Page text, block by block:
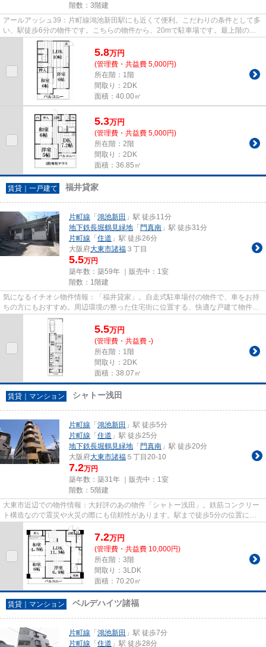
階数：3階建
アールアッシュ39：片町線鴻池新田駅にも近くて便利。こだわりの条件として多
い、駅徒歩6分の物件です。こちらの物件から、20mで駐車場です。最上階のマ
ンションです。できるだけ早め...
5.8万円
(管理費・共益費 5,000円)
所在階：1階
間取り：2DK
面積：40.00㎡
5.3万円
(管理費・共益費 5,000円)
所在階：2階
間取り：2DK
面積：36.85㎡
賃貸｜一戸建て 福井貸家
片町線 「 鴻池新田 」駅 徒歩11分
地下鉄長堀鶴見緑地 「 門真南 」駅 徒歩31分
片町線 「 住道 」駅 徒歩26分
大阪府大東市諸福 ３丁目
5.5万円
築年数：築59年 ｜販売中： 1室
階数：1階建
気になるイチオシ物件情報：「福井貸家」。自走式駐車場付の物件で、車をお持
ちの方にもおすすめ。周辺環境の整った住宅街に位置する、快適な戸建て物件で
す。駐輪場もあるので、自転...
5.5万円
(管理費・共益費 -)
所在階：1階
間取り：2DK
面積：38.07㎡
賃貸｜マンション シャトー浅田
片町線 「 鴻池新田 」駅 徒歩5分
片町線 「 住道 」駅 徒歩25分
地下鉄長堀鶴見緑地 「 門真南 」駅 徒歩20分
大阪府大東市諸福 ５丁目20-10
7.2万円
築年数：築31年 ｜販売中： 1室
階数：5階建
大東市近辺での物件情報：大好評のあの物件「シャトー浅田」。鉄筋コンクリー
ト構造なので震災や火災の際にも信頼性があります。駅まで徒歩5分の位置に立
地する、徒歩圏内の物件になり...
7.2万円
(管理費・共益費 10,000円)
所在階：3階
間取り：3LDK
面積：70.20㎡
賃貸｜マンション ベルデハイツ諸福
片町線 「 鴻池新田 」駅 徒歩7分
片町線 「 住道 」駅 徒歩28分